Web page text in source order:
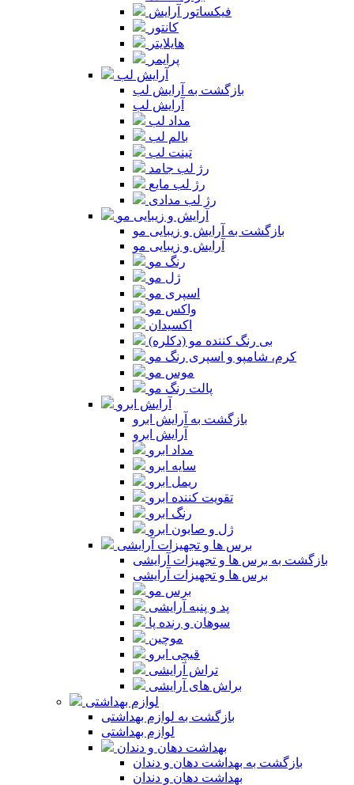
فیکساتور آرایش
کانتور
هایلایتر
پرایمر
آرایش لب
بازگشت به آرایش لب
آرایش لب
مداد لب
بالم لب
تینت لب
رژ لب جامد
رژ لب مایع
رژ لب مدادی
آرایش و زیبایی مو
بازگشت به آرایش و زیبایی مو
آرایش و زیبایی مو
رنگ مو
ژل مو
اسپری مو
واکس مو
اکسیدان
بی رنگ کننده مو (دکلره)
کرم، شامپو و اسپری رنگ مو
موس مو
پالت رنگ مو
آرایش ابرو
بازگشت به آرایش ابرو
آرایش ابرو
مداد ابرو
سایه ابرو
ریمل ابرو
تقویت کننده ابرو
رنگ ابرو
ژل و صابون ابرو
برس ها و تجهیزات آرایشی
بازگشت به برس ها و تجهیزات آرایشی
برس ها و تجهیزات آرایشی
برس مو
پد و پنبه آرایشی
سوهان و رنده پا
موچین
قیچی ابرو
تراش آرایشی
براش های آرایشی
لوازم بهداشتی
بازگشت به لوازم بهداشتی
لوازم بهداشتی
بهداشت دهان و دندان
بازگشت به بهداشت دهان و دندان
بهداشت دهان و دندان